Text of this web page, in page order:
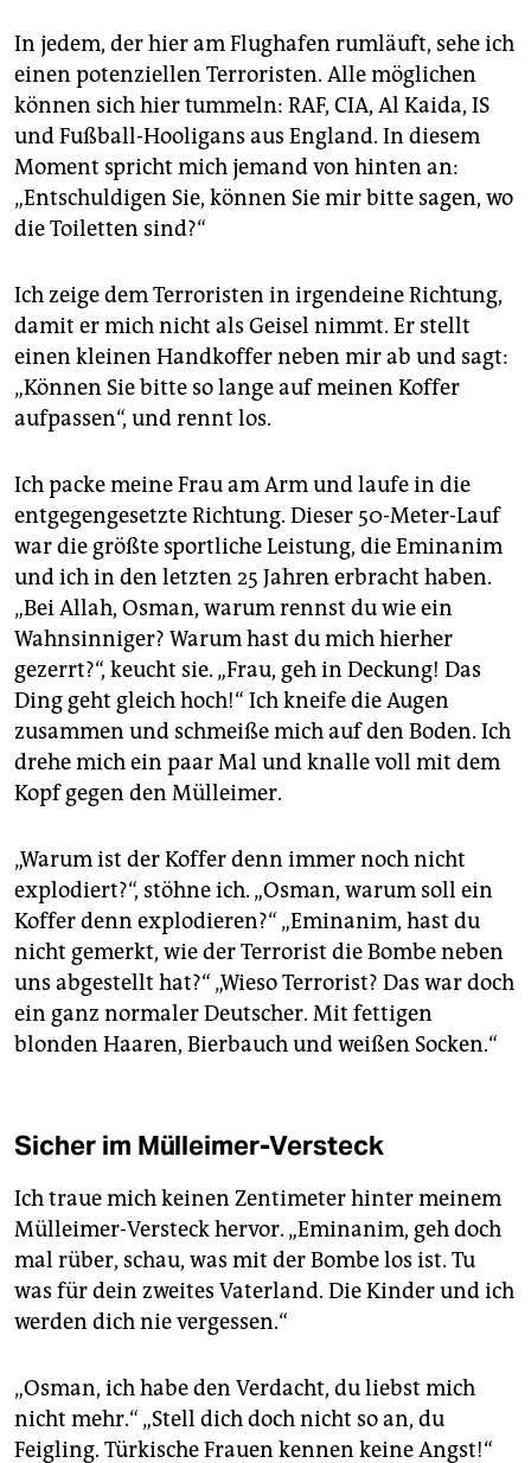
In jedem, der hier am Flughafen rumläuft, sehe ich
einen potenziellen Terroristen. Alle möglichen
können sich hier tummeln: RAF, CIA, Al Kaida, IS
und Fußball-Hooligans aus England. In diesem
Moment spricht mich jemand von hinten an:
„Entschuldigen Sie, können Sie mir bitte sagen, wo
die Toiletten sind?“
Ich zeige dem Terroristen in irgendeine Richtung,
damit er mich nicht als Geisel nimmt. Er stellt
einen kleinen Handkoffer neben mir ab und sagt:
„Können Sie bitte so lange auf meinen Koffer
aufpassen“, und rennt los.
Ich packe meine Frau am Arm und laufe in die
entgegengesetzte Richtung. Dieser 50-Meter-Lauf
war die größte sportliche Leistung, die Eminanim
und ich in den letzten 25 Jahren erbracht haben.
„Bei Allah, Osman, warum rennst du wie ein
Wahnsinniger? Warum hast du mich hierher
gezerrt?“, keucht sie. „Frau, geh in Deckung! Das
Ding geht gleich hoch!“ Ich kneife die Augen
zusammen und schmeiße mich auf den Boden. Ich
drehe mich ein paar Mal und knalle voll mit dem
Kopf gegen den Mülleimer.
„Warum ist der Koffer denn immer noch nicht
explodiert?“, stöhne ich. „Osman, warum soll ein
Koffer denn explodieren?“ „Eminanim, hast du
nicht gemerkt, wie der Terrorist die Bombe neben
uns abgestellt hat?“ „Wieso Terrorist? Das war doch
ein ganz normaler Deutscher. Mit fettigen
blonden Haaren, Bierbauch und weißen Socken.“
Sicher im Mülleimer-Versteck
Ich traue mich keinen Zentimeter hinter meinem
Mülleimer-Versteck hervor. „Eminanim, geh doch
mal rüber, schau, was mit der Bombe los ist. Tu
was für dein zweites Vaterland. Die Kinder und ich
werden dich nie vergessen.“
„Osman, ich habe den Verdacht, du liebst mich
nicht mehr.“ „Stell dich doch nicht so an, du
Feigling. Türkische Frauen kennen keine Angst!“